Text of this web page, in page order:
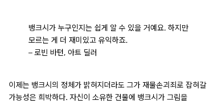
뱅크시가 누구인지는 쉽게 알 수 있을 거예요. 하지만
모르는 게 더 재미있고 유익하죠.
– 로빈 바턴, 아트 딜러
이제는 뱅크시의 정체가 밝혀지더라도 그가 재물손괴죄로 잡혀갈
가능성은 희박하다. 자신이 소유한 건물에 뱅크시가 그림을